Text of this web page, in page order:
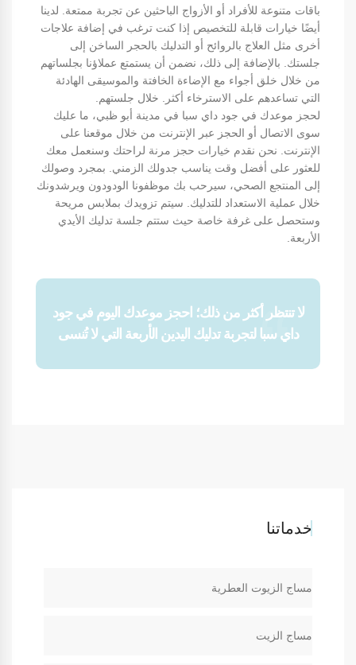
باقات متنوعة للأفراد أو الأزواج الباحثين عن تجربة ممتعة. لدينا
أيضًا خيارات قابلة للتخصيص إذا كنت ترغب في إضافة علاجات
أخرى مثل العلاج بالروائح أو التدليك بالحجر الساخن إلى
جلستك. بالإضافة إلى ذلك، نضمن أن يستمتع عملاؤنا بجلساتهم
من خلال خلق أجواء مع الإضاءة الخافتة والموسيقى الهادئة
التي تساعدهم على الاسترخاء أكثر. خلال جلستهم.
لحجز موعدك في جود داي سبا في مدينة أبو ظبي، ما عليك
سوى الاتصال أو الحجز عبر الإنترنت من خلال موقعنا على
الإنترنت. نحن نقدم خيارات حجز مرنة لراحتك وسنعمل معك
للعثور على أفضل وقت يناسب جدولك الزمني. بمجرد وصولك
إلى المنتجع الصحي، سيرحب بك موظفونا الودودون ويرشدونك
خلال عملية الاستعداد للتدليك. سيتم تزويدك بملابس مريحة
وستحصل على غرفة خاصة حيث ستتم جلسة تدليك الأيدي
الأربعة.
لا تنتظر أكثر من ذلك؛ احجز موعدك اليوم في جود
داي سبا لتجربة تدليك اليدين الأربعة التي لا تُنسى
خدماتنا
مساج الزيوت العطرية
مساج الزيت